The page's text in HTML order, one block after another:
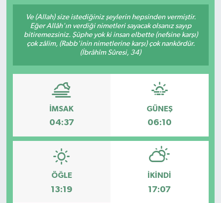
Ve (Allah) size istediğiniz şeylerin hepsinden vermiştir.
Eğer Allâh'ın verdiği nimetleri sayacak olsanız sayıp
bitiremezsiniz. Şüphe yok ki insan elbette (nefsine karşı)
çok zâlim, (Rabb'inin nimetlerine karşı) çok nankördür.
(İbrâhîm Sûresi, 34)
İMSAK
04:37
GÜNEŞ
06:10
ÖĞLE
13:19
İKINDI
17:07